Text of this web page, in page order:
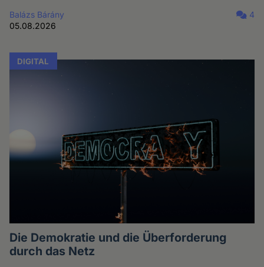
Balázs Bárány
05.08.2026
4
DIGITAL
Die Demokratie und die Überforderung
durch das Netz